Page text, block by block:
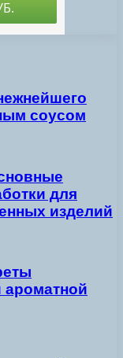
соусом
для
изделий
ароматной